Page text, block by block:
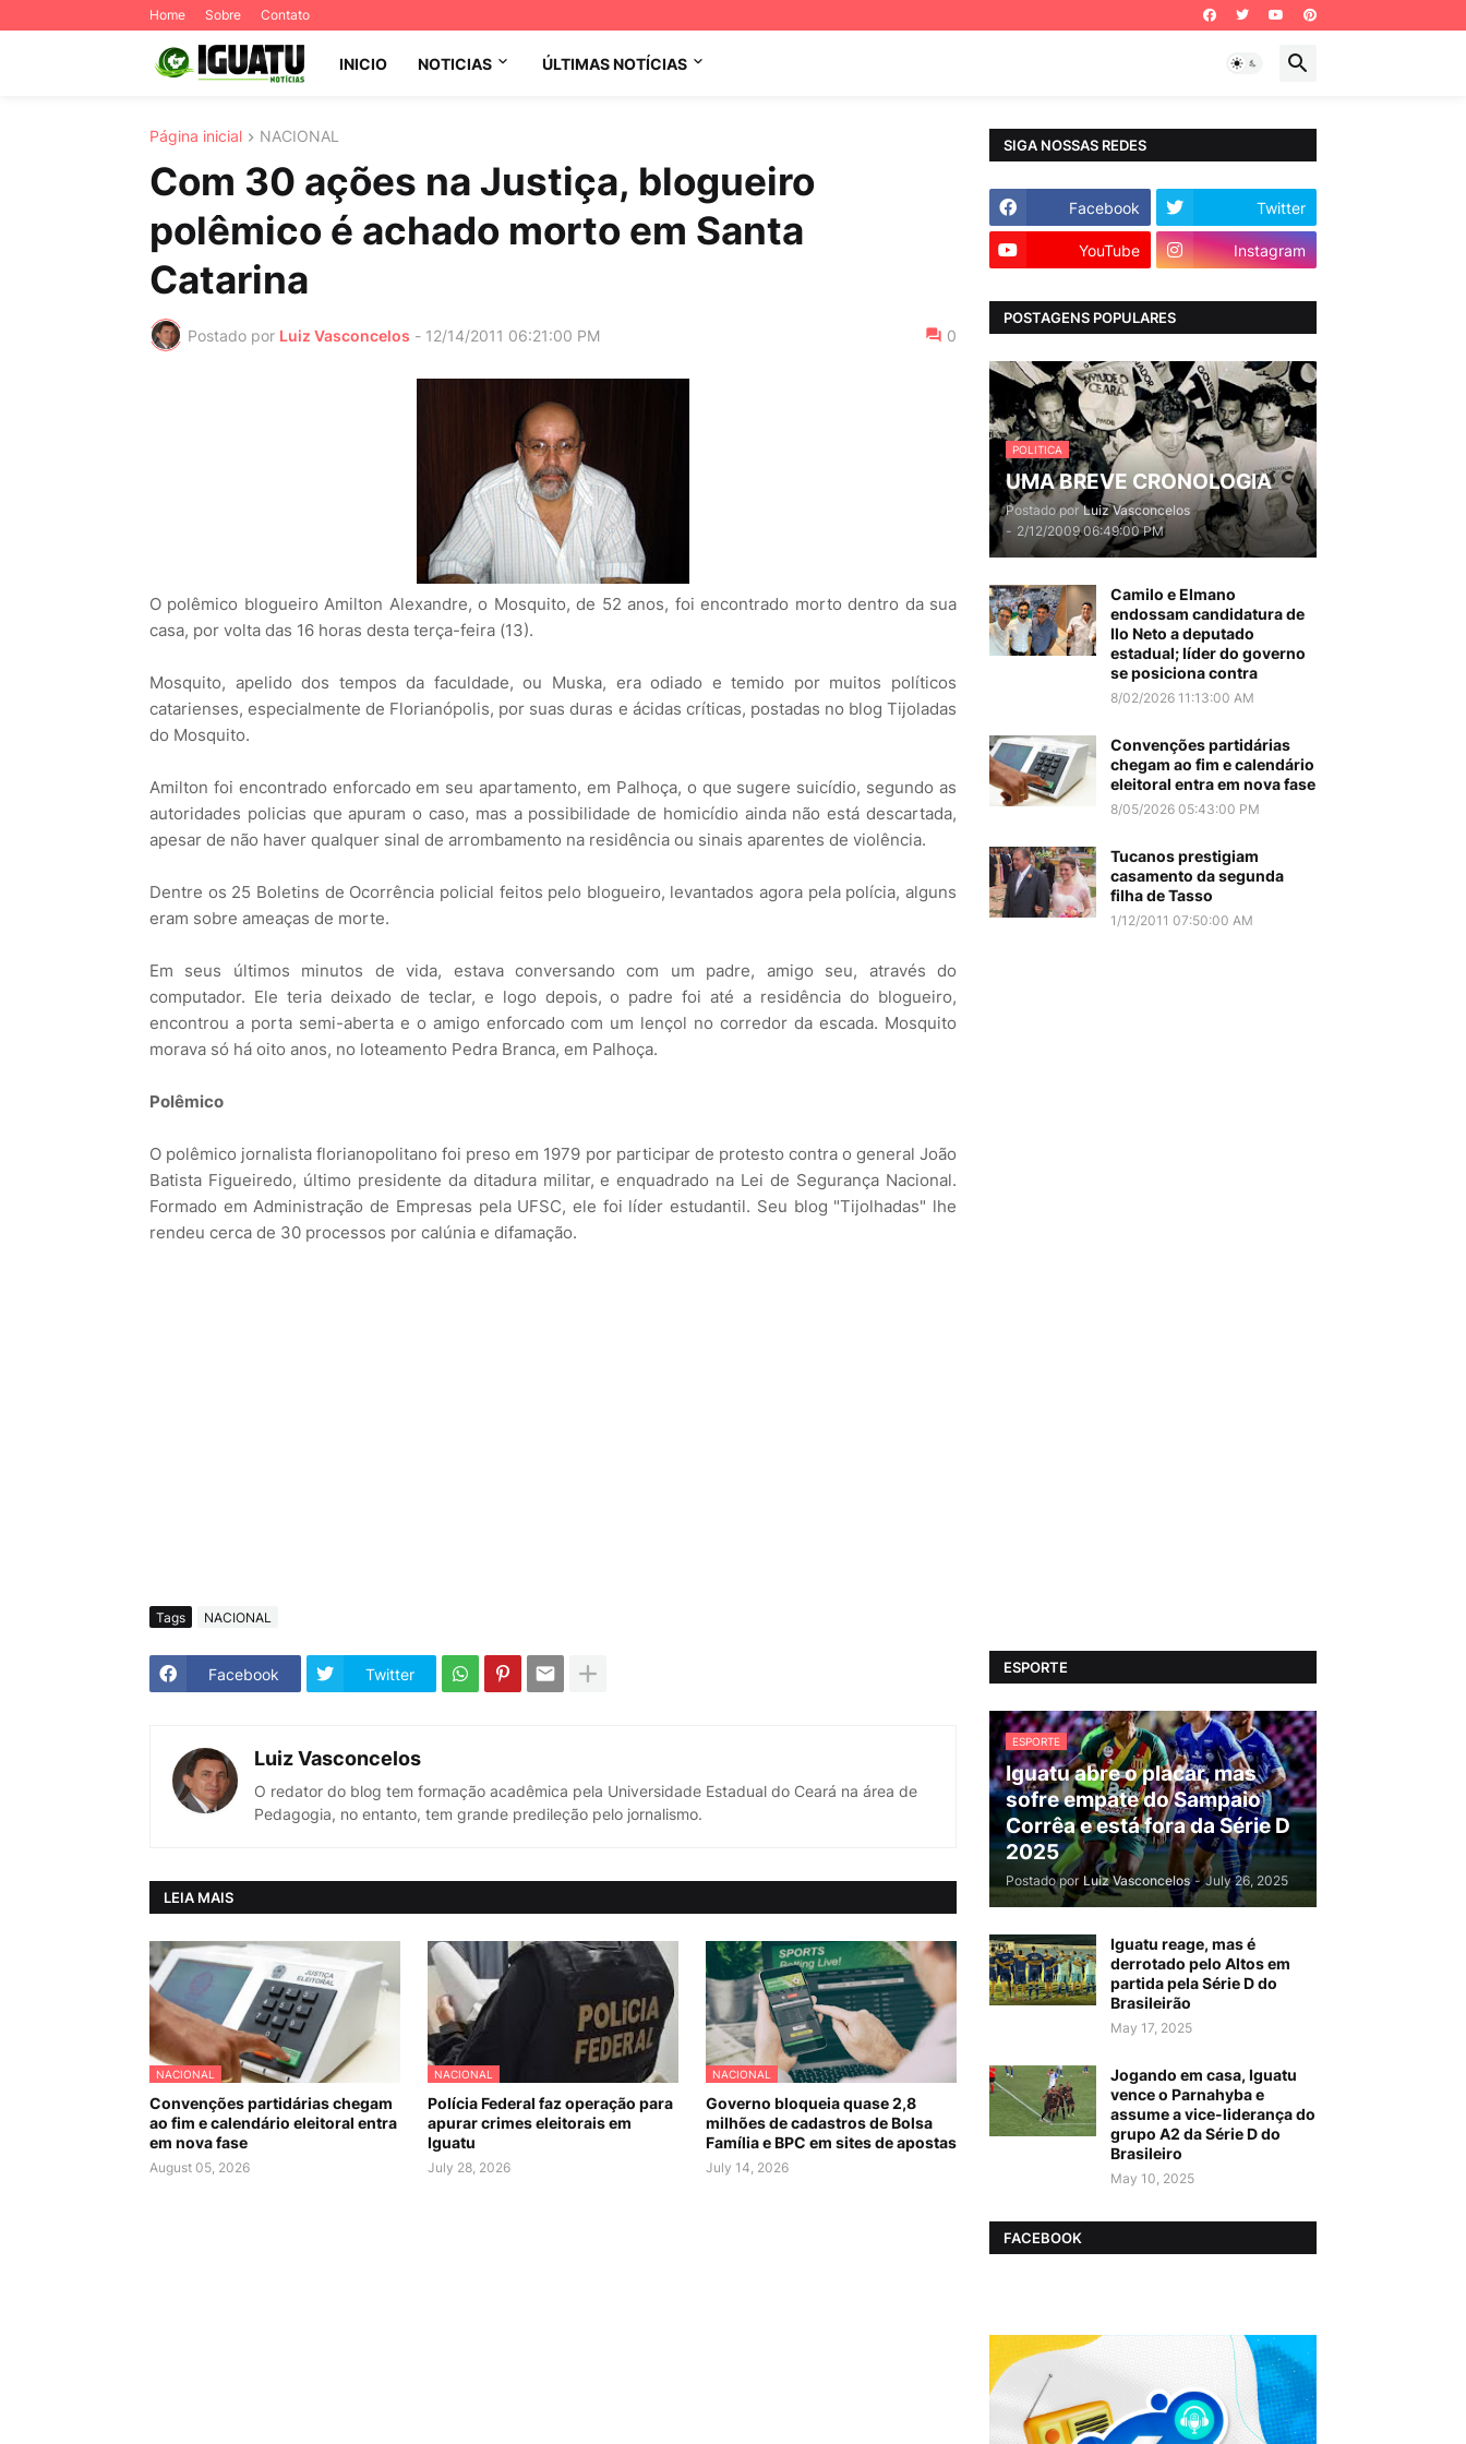
Home Sobre Contato
INICIO NOTICIAS ÚLTIMAS NOTÍCIAS
Página inicial NACIONAL
Com 30 ações na Justiça, blogueiro
polêmico é achado morto em Santa
Catarina
Postado por Luiz Vasconcelos - 12/14/2011 06:21:00 PM 0
O polêmico blogueiro Amilton Alexandre, o Mosquito, de 52 anos, foi encontrado morto dentro da sua
casa, por volta das 16 horas desta terça-feira (13).
Mosquito, apelido dos tempos da faculdade, ou Muska, era odiado e temido por muitos políticos
catarienses, especialmente de Florianópolis, por suas duras e ácidas críticas, postadas no blog Tijoladas
do Mosquito.
Amilton foi encontrado enforcado em seu apartamento, em Palhoça, o que sugere suicídio, segundo as
autoridades policias que apuram o caso, mas a possibilidade de homicídio ainda não está descartada,
apesar de não haver qualquer sinal de arrombamento na residência ou sinais aparentes de violência.
Dentre os 25 Boletins de Ocorrência policial feitos pelo blogueiro, levantados agora pela polícia, alguns
eram sobre ameaças de morte.
Em seus últimos minutos de vida, estava conversando com um padre, amigo seu, através do
computador. Ele teria deixado de teclar, e logo depois, o padre foi até a residência do blogueiro,
encontrou a porta semi-aberta e o amigo enforcado com um lençol no corredor da escada. Mosquito
morava só há oito anos, no loteamento Pedra Branca, em Palhoça.
Polêmico
O polêmico jornalista florianopolitano foi preso em 1979 por participar de protesto contra o general João
Batista Figueiredo, último presidente da ditadura militar, e enquadrado na Lei de Segurança Nacional.
Formado em Administração de Empresas pela UFSC, ele foi líder estudantil. Seu blog "Tijolhadas" lhe
rendeu cerca de 30 processos por calúnia e difamação.
Tags NACIONAL
Facebook Twitter
Luiz Vasconcelos
O redator do blog tem formação acadêmica pela Universidade Estadual do Ceará na área de
Pedagogia, no entanto, tem grande predileção pelo jornalismo.
LEIA MAIS
NACIONAL
Convenções partidárias chegam
ao fim e calendário eleitoral entra
em nova fase
August 05, 2026
NACIONAL
Polícia Federal faz operação para
apurar crimes eleitorais em
Iguatu
July 28, 2026
NACIONAL
Governo bloqueia quase 2,8
milhões de cadastros de Bolsa
Família e BPC em sites de apostas
July 14, 2026
SIGA NOSSAS REDES
Facebook Twitter
YouTube Instagram
POSTAGENS POPULARES
POLITICA
UMA BREVE CRONOLOGIA
Postado por Luiz Vasconcelos
- 2/12/2009 06:49:00 PM
Camilo e Elmano
endossam candidatura de
Ilo Neto a deputado
estadual; líder do governo
se posiciona contra
8/02/2026 11:13:00 AM
Convenções partidárias
chegam ao fim e calendário
eleitoral entra em nova fase
8/05/2026 05:43:00 PM
Tucanos prestigiam
casamento da segunda
filha de Tasso
1/12/2011 07:50:00 AM
ESPORTE
ESPORTE
Iguatu abre o placar, mas
sofre empate do Sampaio
Corrêa e está fora da Série D
2025
Postado por Luiz Vasconcelos - July 26, 2025
Iguatu reage, mas é
derrotado pelo Altos em
partida pela Série D do
Brasileirão
May 17, 2025
Jogando em casa, Iguatu
vence o Parnahyba e
assume a vice-liderança do
grupo A2 da Série D do
Brasileiro
May 10, 2025
FACEBOOK